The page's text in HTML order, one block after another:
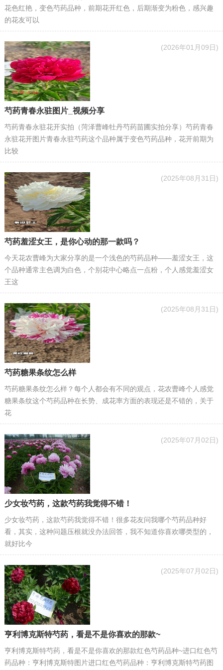
花色红艳，变色芍药品种，前期花开红色，后期渐变为粉色，感兴趣
的花友可以
(2026年01月09日)
芍药青春永驻图片_视频分享
芍药青春永驻花开实拍（菏泽曹峰牡丹芍药苗圃实拍分享）芍药青春
永驻花开图片青春永驻芍药这个品种属于变色芍药品种，花开前期为
比较
(2025年08月31日)
芍药羞涩女王，是你心动的那一款吗？
今天花农曹峰为大家分享的是一个浅色的芍药品种——羞涩女王，这
个品种通常主色调为白色，个别花中心略点一点粉，个人感觉羞涩女
王这
(2025年08月31日)
芍药糖果条纹怎么样
​芍药糖果条纹怎么样？每个人都会有不同的观点，花农曹峰个人感觉
糖果条纹这个芍药品种在长势、成花率方面的表现还是不错的，关于
花
(2025年07月02日)
少女妆芍药，这款芍药我觉得不错！
少女妆芍药，这款芍药我觉得不错！很多花友问我哪个芍药品种好
看，其实，这种问题压根就没办法回答，我不知道你喜欢哪类型的，
就好比今
(2025年07月02日)
亨利博克斯特芍药，看是不是你喜欢的那款~
亨利博克斯特芍药，看是不是你喜欢的那款红色芍药品种~进口红色芍
药品种：亨利博克斯特图片进口红色芍药品种：亨利博克斯特芍药图